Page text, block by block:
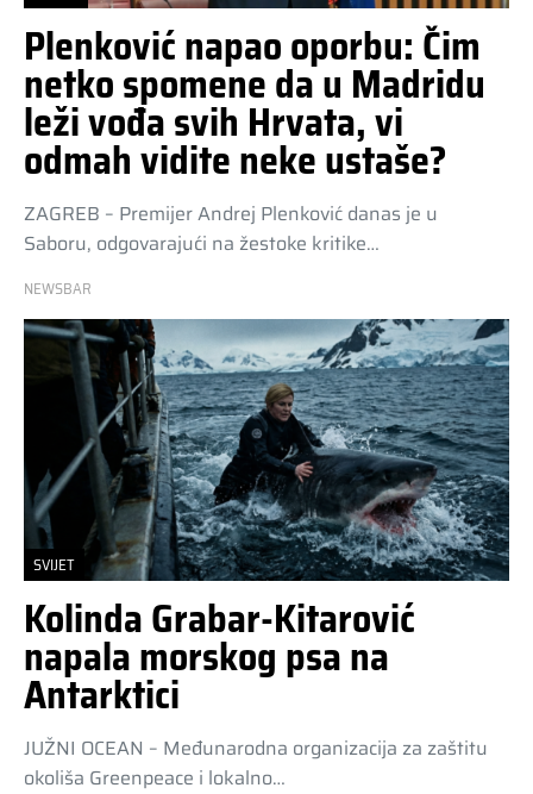
Plenković napao oporbu: Čim
netko spomene da u Madridu
leži vođa svih Hrvata, vi
odmah vidite neke ustaše?
ZAGREB – Premijer Andrej Plenković danas je u
Saboru, odgovarajući na žestoke kritike…
NEWSBAR
SVIJET
Kolinda Grabar-Kitarović
napala morskog psa na
Antarktici
JUŽNI OCEAN – Međunarodna organizacija za zaštitu
okoliša Greenpeace i lokalno…